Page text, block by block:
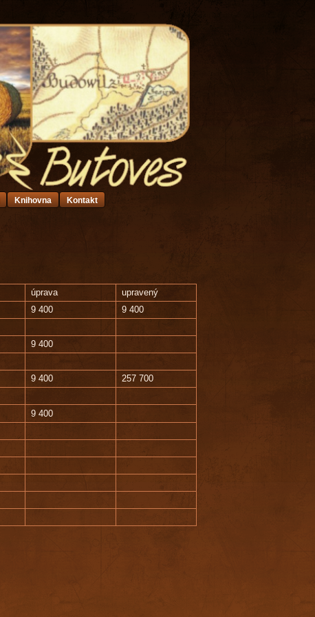
Knihovna Kontakt
úprava
upravený
9 400 9 400
9 400
9 400 257 700
9 400